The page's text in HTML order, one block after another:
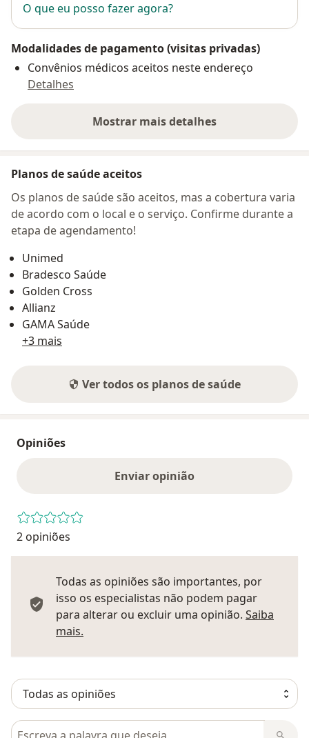
O que eu posso fazer agora?
Modalidades de pagamento (visitas privadas)
Convênios médicos aceitos neste endereço
Detalhes
Mostrar mais detalhes
sobre o endereço
Planos de saúde aceitos
Os planos de saúde são aceitos, mas a cobertura varia
de acordo com o local e o serviço. Confirme durante a
etapa de agendamento!
Unimed
Bradesco Saúde
Golden Cross
Allianz
GAMA Saúde
+3 mais
Ver todos os planos de saúde
Opiniões
Enviar opinião
2 opiniões
Todas as opiniões são importantes, por
isso os especialistas não podem pagar
para alterar ou excluir uma opinião. Saiba
mais.
Pesquisar em opiniões